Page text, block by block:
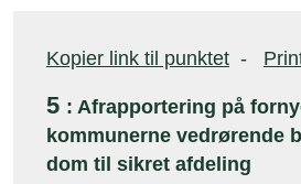
Kopier link til punktet -
5 : Afrapportering på
kommunerne vedrørende
dom til sikret afdeling